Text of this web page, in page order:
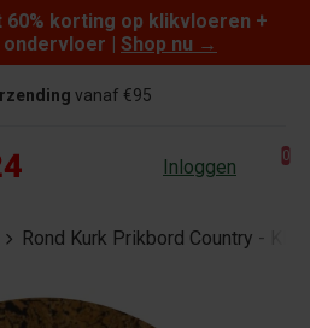
korting op klikvloeren +
| Shop nu →
vanaf €95
Inloggen 0
Rond Kurk Prikbord Country -